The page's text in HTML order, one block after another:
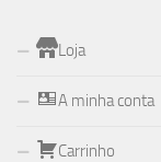
Loja
A minha conta
Carrinho